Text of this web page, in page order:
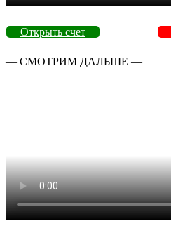
Открыть счет
— СМОТРИМ ДАЛЬШЕ —